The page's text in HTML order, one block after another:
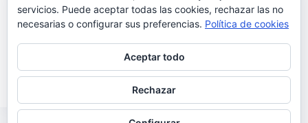
‘Faca Cega’ es el nuevo tema de de la banda PAUS,
extraído del disco “Madeira” editado a principios
del mes de Abril. “Madeira” está formado por 9
canciones y vídeos en los que la banda muestra su
pasión por la isla de Madeira…
Noemí Sánchez
10/08/2018
servicios. Puede aceptar todas las cookies, rechazar las no
necesarias o configurar sus preferencias. Política de cookies
Aceptar todo
Rechazar